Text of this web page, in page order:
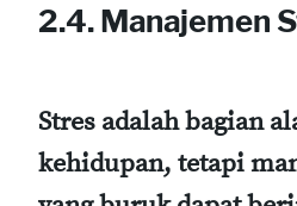
2.4. Manajemen
Stres adalah bagian
kehidupan, tetapi